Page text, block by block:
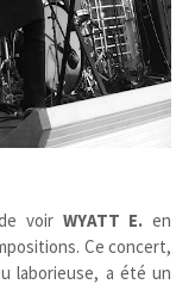
voir WYATT E. en
Ce concert,
laborieuse, a été un